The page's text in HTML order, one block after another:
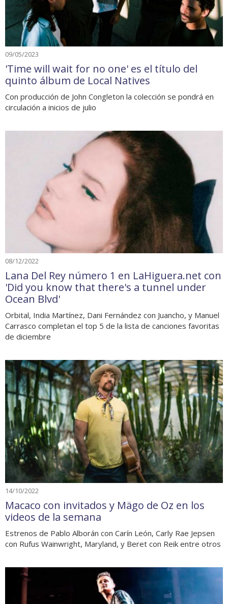
09/05/2023
'Time will wait for no one' es el título del
quinto álbum de Local Natives
Con producción de John Congleton la colección se pondrá en
circulación a inicios de julio
08/12/2022
Lana Del Rey número 1 en LaHiguera.net con
'Did you know that there's a tunnel under
Ocean Blvd'
Orbital, India Martínez, Dani Fernández con Juancho, y Manuel
Carrasco completan el top 5 de la lista de canciones favoritas
de diciembre
14/10/2022
Macaco con invitados y Mägo de Oz en los
videos de la semana
Estrenos de Pablo Alborán con Carín León, Carly Rae Jepsen
con Rufus Wainwright, Maryland, y Beret con Reik entre otros